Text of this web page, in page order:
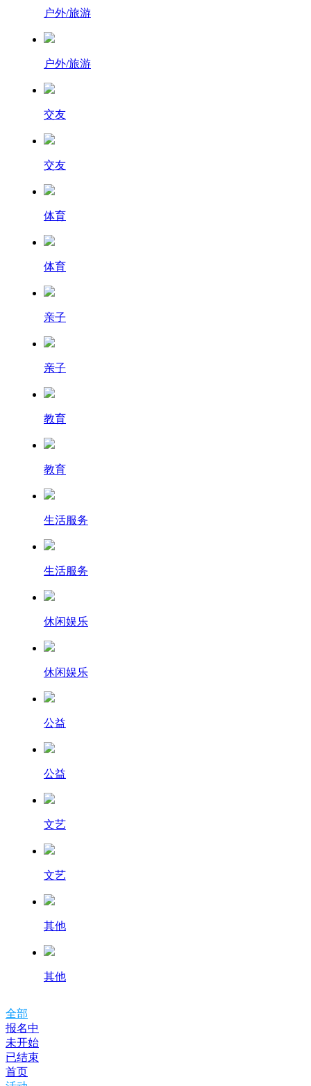
户外/旅游
户外/旅游
交友
交友
体育
体育
亲子
亲子
教育
教育
生活服务
生活服务
休闲娱乐
休闲娱乐
公益
公益
文艺
文艺
其他
其他
全部
报名中
未开始
已结束
首页